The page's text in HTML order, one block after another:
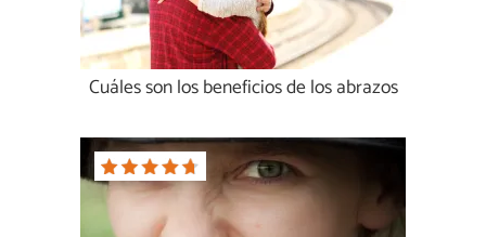
Cuáles son los beneficios de los abrazos